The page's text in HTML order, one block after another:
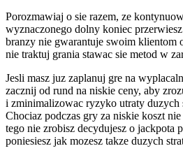
Porozmawiaj o sie razem, ze
wyznaczonego dolny koniec
branzy nie gwarantuje swoim klientom
nie traktuj grania stawac sie metod w
Jesli masz juz zaplanuj gre na
zacznij od rund na niskie ceny, aby
i zminimalizowac ryzyko utraty duzych
Chociaz podczas gry za niskie koszt
tego nie zrobisz decydujesz o jackpota
poniesiesz jak mozesz takze duzych